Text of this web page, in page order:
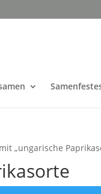
„ungarische